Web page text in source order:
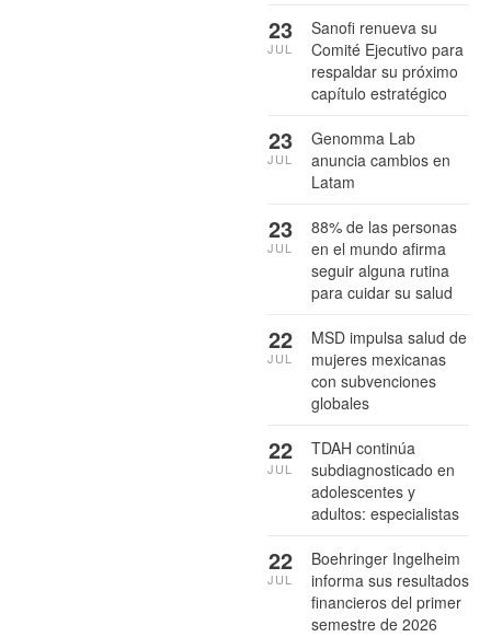
Sanofi renueva su
Comité Ejecutivo para
respaldar su próximo
capítulo estratégico
23
JUL
Genomma Lab
anuncia cambios en
Latam
23
JUL
88% de las personas
en el mundo afirma
seguir alguna rutina
para cuidar su salud
23
JUL
MSD impulsa salud de
mujeres mexicanas
con subvenciones
globales
22
JUL
TDAH continúa
subdiagnosticado en
adolescentes y
adultos: especialistas
22
JUL
Boehringer Ingelheim
informa sus resultados
financieros del primer
semestre de 2026
22
JUL